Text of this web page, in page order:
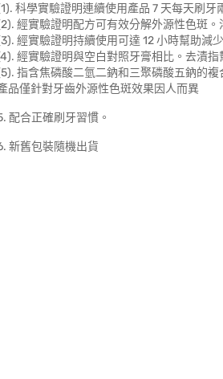
科學實驗證明連續使用產品 7 天每天刷
經實驗證明配方可有效分解外源性色斑
經實驗證明持續使用可達 12 小時幫助減
經實驗證明與空白對照牙膏相比。去漬指
指含焦磷酸二氫二鈉和三聚磷酸五鈉的複
品僅針對牙齒外源性色斑效果因人而異
配合正確刷牙習慣。
新舊包裝隨機出貨